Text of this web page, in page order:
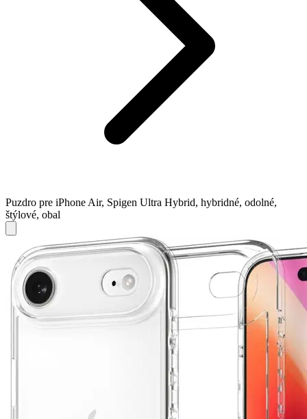
Puzdro pre iPhone Air, Spigen Ultra Hybrid, hybridné, odolné,
štýlové, obal